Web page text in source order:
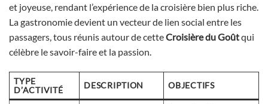
et joyeuse, rendant l’expérience de la croisière bien plus riche.
La gastronomie devient un vecteur de lien social entre les
passagers, tous réunis autour de cetteCroisière du Goûtqui
célèbre le savoir-faire et la passion.
TYPE
D’ACTIVITÉ
DESCRIPTION OBJECTIFS